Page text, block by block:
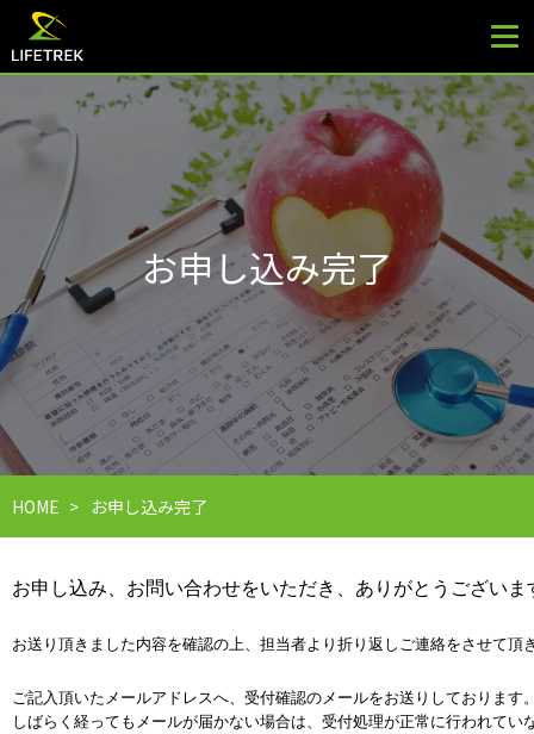
お申し込み完了
HOME > お申し込み完了
お申し込み、お問い合わせをいただき、ありがとうございま
お送り頂きました内容を確認の上、担当者より折り返しご連絡をさせて頂
ご記入頂いたメールアドレスへ、受付確認のメールをお送りしております
しばらく経ってもメールが届かない場合は、受付処理が正常に行われてい